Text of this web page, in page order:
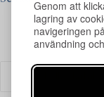
Genom att
lagring av
navigeringen
användning